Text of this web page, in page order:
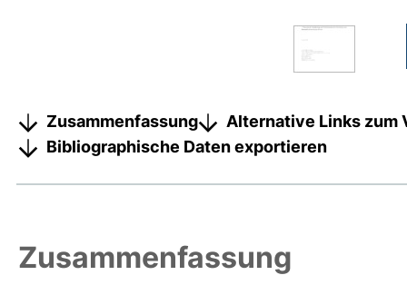
Zusammenfassung
Alternative Links zum
Bibliographische Daten exportieren
Zusammenfassung